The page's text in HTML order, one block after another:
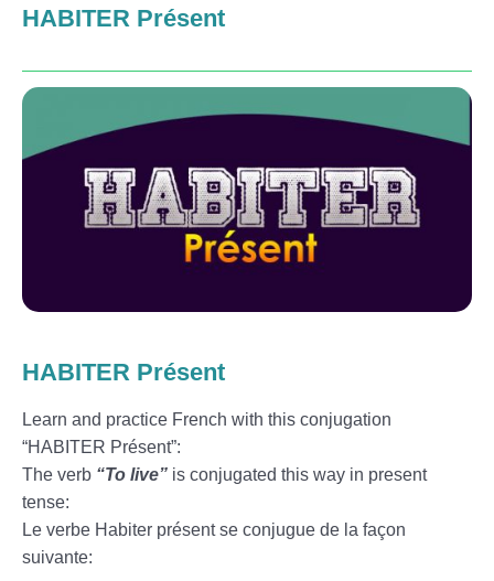
HABITER Présent
HABITER Présent
Learn and practice French with this conjugation
“HABITER Présent”:
The verb “To live” is conjugated this way in present
tense:
Le verbe Habiter présent se conjugue de la façon
suivante: